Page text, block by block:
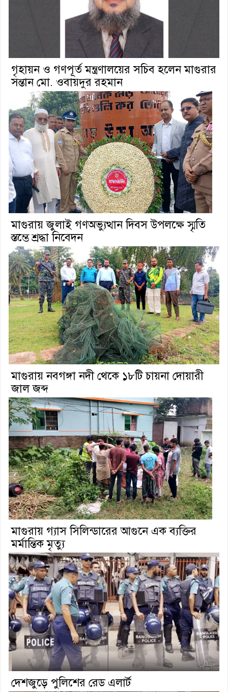
গৃহায়ন ও গণপূর্ত মন্ত্রণালয়ের সচিব হলেন মাগুরার
সন্তান মো. ওবায়দুর রহমান
মাগুরায় জুলাই গণঅভ্যুত্থান দিবস উপলক্ষে স্মৃতি
স্তম্ভে শ্রদ্ধা নিবেদন
মাগুরায় নবগঙ্গা নদী থেকে ১৮টি চায়না দোয়ারী
জাল জব্দ
মাগুরায় গ্যাস সিলিন্ডারের আগুনে এক ব্যক্তির
মর্মান্তিক মৃত্যু
দেশজুড়ে পুলিশের রেড এলার্ট